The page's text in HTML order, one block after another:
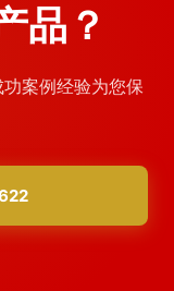
品？
案例经验为您保